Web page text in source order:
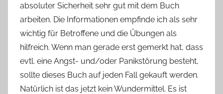
absoluter Sicherheit sehr gut mit dem Buch
arbeiten. Die Informationen empfinde ich als sehr
wichtig für Betroffene und die Übungen als
hilfreich. Wenn man gerade erst gemerkt hat, dass
evtl. eine Angst- und/oder Panikstörung besteht,
sollte dieses Buch auf jeden Fall gekauft werden.
Natürlich ist das jetzt kein Wundermittel. Es ist